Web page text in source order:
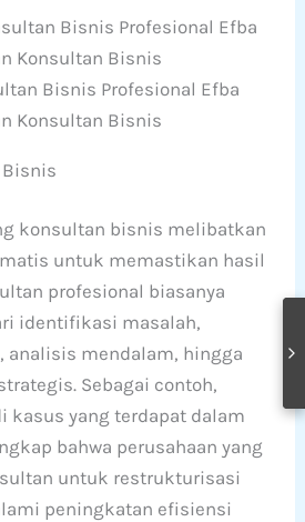
Bisnis Profesional Efba
Konsultan Bisnis
konsultan bisnis melibatkan
untuk memastikan hasil
profesional biasanya
identifikasi masalah,
analisis mendalam, hingga
Sebagai contoh,
kasus yang terdapat dalam
bahwa perusahaan yang
untuk restrukturisasi
peningkatan efisiensi